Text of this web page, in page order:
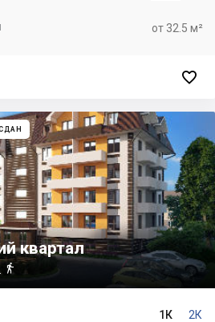
от 32.5 м²

квартал

1К 2К